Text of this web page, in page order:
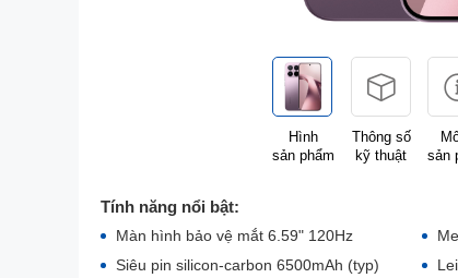
Hình
sản phẩm
Thông số
kỹ thuật
sản
Tính năng nổi bật:
Màn hình bảo vệ mắt 6.59" 120Hz
Siêu pin silicon-carbon 6500mAh (typ)